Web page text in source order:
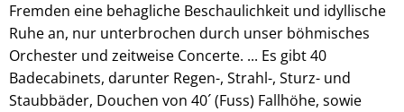
Fremden eine behagliche Beschaulichkeit und idyllische
Ruhe an, nur unterbrochen durch unser böhmisches
Orchester und zeitweise Concerte. ... Es gibt 40
Badecabinets, darunter Regen-, Strahl-, Sturz- und
Staubbäder, Douchen von 40´ (Fuss) Fallhöhe, sowie